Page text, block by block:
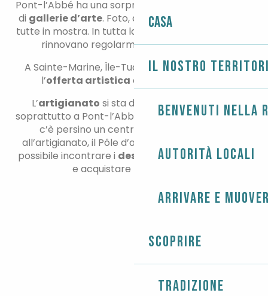
Casa
Il nostro
Benvenuti nella
Autorità locali
Arrivare e
Scoprire
Tradizione
Pont-l’Abbé ha una sorprendente concentrazione
di gallerie d’arte. Foto, dipinti e altre opere sono
tutte in mostra. In tutta la zona, le
rinnovano regolarmente la loro offerta.
A Sainte-Marine, Île-Tudy, Léchiagat e Lesconil,
l’offerta artistica è davvero dinamica.
L’artigianato si sta diffondendo nei negozi,
soprattutto a Pont-l’Abbé. A Saint-Jean-Trolimon
c’è persino un centro dedicato all’arte e
all’artigianato, il Pôle d’art et d’artisanat, dove è
possibile incontrare i designernei loro laboratori
e acquistare le loro opere.